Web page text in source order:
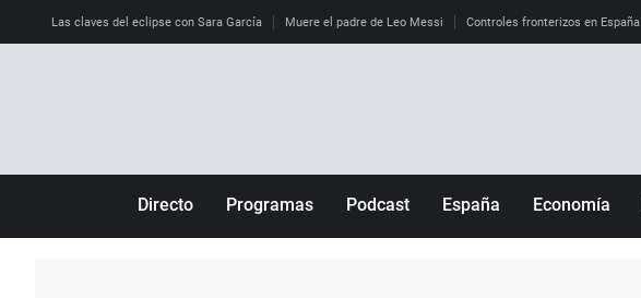
Las claves del eclipse con Sara García Muere el padre de Leo Messi Controles fronterizos en España
Directo Programas Podcast España Economía